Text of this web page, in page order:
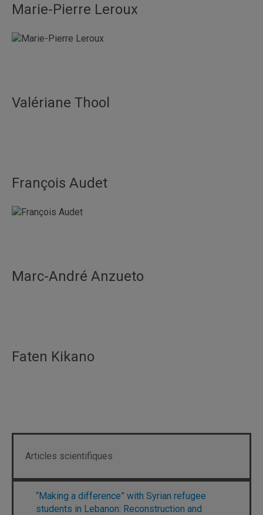
Marie-Pierre Leroux
Valériane Thool
François Audet
Marc-André Anzueto
Faten Kikano
Articles scientifiques
“Making a difference” with Syrian refugee
students in Lebanon: Reconstruction and